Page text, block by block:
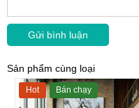
Sản phẩm cùng loại
Hot Bán chạy